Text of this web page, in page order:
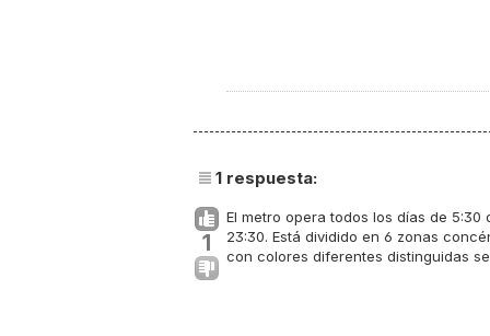
1 respuesta:
1
​El metro opera todos los días de
23:30. Está dividido en 6 zonas
con colores diferentes distinguidas